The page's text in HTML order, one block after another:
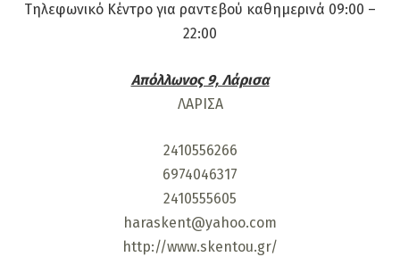
Τηλεφωνικό Κέντρο για ραντεβού καθημερινά 09:00 –
22:00
Απόλλωνος 9, Λάρισα
ΛΑΡΙΣΑ
2410556266
6974046317
2410555605
haraskent@yahoo.com
http://www.skentou.gr/